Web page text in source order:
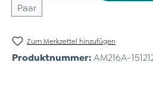
Paar
Zum Merkzettel hinzufügen
Produktnummer: AM216A-